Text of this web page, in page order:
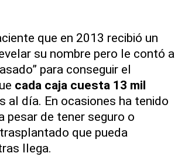
que en 2013 recibió un
su nombre pero le contó a
para conseguir el
cada caja cuesta 13 mil
al día. En ocasiones ha tenido
pesar de tener seguro o
que pueda
llega.